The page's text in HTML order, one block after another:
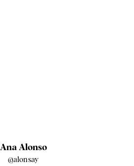
Ana Alonso
@alonsay